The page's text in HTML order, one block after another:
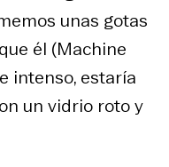
unas gotas
él (Machine
intenso, estaría
un vidrio roto y